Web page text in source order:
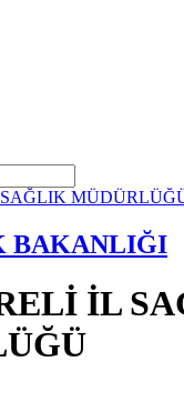
BAKANLIĞI
İL